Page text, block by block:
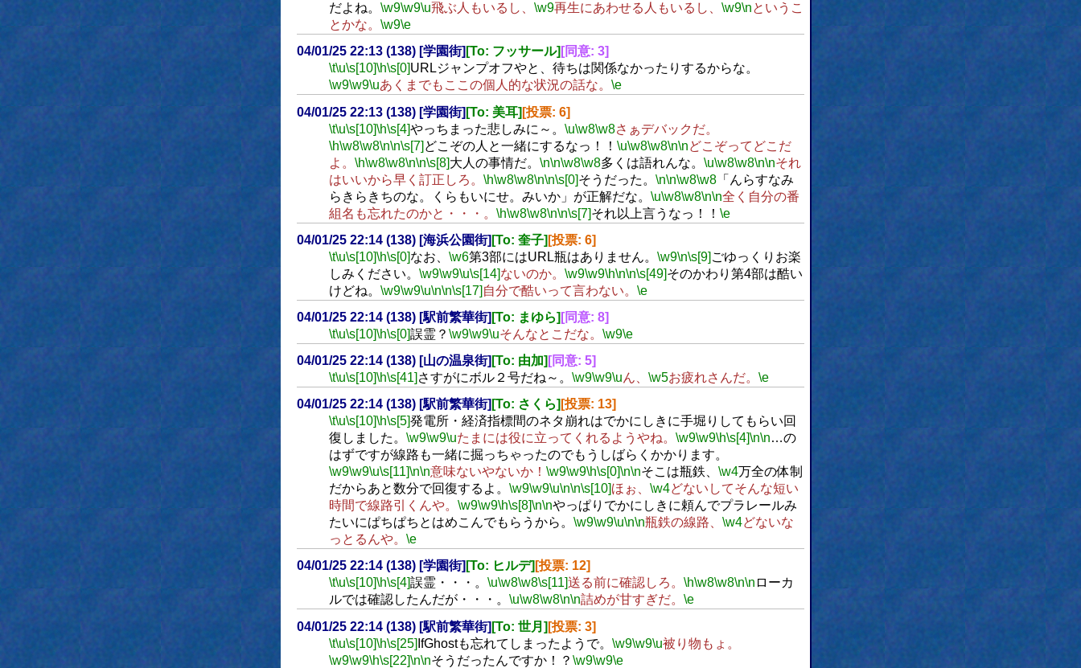
だよね。 \w9\w9\u飛ぶ人もいるし、 \w9再生にあわせる人もいるし、 \w9\nというこ
とかな。 \w9\e
04/01/25 22:13 (138) [学園街] [To: フッサール] [同意: 3]
\t\u\s[10]\h\s[0]URLジャンプオフやと、待ちは関係なかったりするからな。
\w9\w9\uあくまでもここの個人的な状況の話な。 \e
04/01/25 22:13 (138) [学園街] [To: 美耳] [投票: 6]
\t\u\s[10]\h\s[4]やっちまった悲しみに～。 \u\w8\w8さぁデバックだ。
\h\w8\w8\n\n\s[7] どこぞの人と一緒にするなっ！！ \u\w8\w8\n\nどこぞってどこだ
よ。 \h\w8\w8\n\n\s[8]大人の事情だ。 \n\n\w8\w8多くは語れんな。 \u\w8\w8\n\nそれ
はいいから早く訂正しろ。 \h\w8\w8\n\n\s[0]そうだった。 \n\n\w8\w8「んらすなみ
らきらきちのな。くらもいにせ。みいか」が正解だな。 \u\w8\w8\n\n全く自分の番
組名も忘れたのかと・・・。 \h\w8\w8\n\n\s[7]それ以上言うなっ！！ \e
04/01/25 22:14 (138) [海浜公園街] [To: 奎子] [投票: 6]
\t\u\s[10]\h\s[0]なお、 \w6第3部にはURL瓶はありません。 \w9\n\s[9] ごゆっくりお楽
しみください。 \w9\w9\u\s[14]ないのか。 \w9\w9\h\n\n\s[49]そのかわり第4部は酷い
けどね。 \w9\w9\u\n\n\s[17] 自分で酷いって言わない。 \e
04/01/25 22:14 (138) [駅前繁華街] [To: まゆら] [同意: 8]
\t\u\s[10]\h\s[0]誤霊？ \w9\w9\uそんなとこだな。 \w9\e
04/01/25 22:14 (138) [山の温泉街] [To: 由加] [同意: 5]
\t\u\s[10]\h\s[41] さすがにボル２号だね～。 \w9\w9\uん、 \w5お疲れさんだ。 \e
04/01/25 22:14 (138) [駅前繁華街] [To: さくら] [投票: 13]
\t\u\s[10]\h\s[5]発電所・経済指標間のネタ崩れはでかにしきに手堀りしてもらい回
復しました。 \w9\w9\uたまには役に立ってくれるようやね。 \w9\w9\h\s[4]\n\n…の
はずですが線路も一緒に掘っちゃったのでもうしばらくかかります。
\w9\w9\u\s[11]\n\n意味ないやないか！ \w9\w9\h\s[0]\n\nそこは瓶鉄、 \w4万全の体制
だからあと数分で回復するよ。 \w9\w9\u\n\n\s[10]ほぉ、 \w4どないしてそんな短い
時間で線路引くんや。 \w9\w9\h\s[8]\n\nやっぱりでかにしきに頼んでプラレールみ
たいにぱちぱちとはめこんでもらうから。 \w9\w9\u\n\n瓶鉄の線路、 \w4どないな
っとるんや。 \e
04/01/25 22:14 (138) [学園街] [To: ヒルデ] [投票: 12]
\t\u\s[10] \h\s[4] 誤霊・・・。 \u\w8\w8\s[11] 送る前に確認しろ。 \h\w8\w8\n\n ローカ
ルでは確認したんだが・・・。 \u\w8\w8\n\n詰めが甘すぎだ。 \e
04/01/25 22:14 (138) [駅前繁華街] [To: 世月] [投票: 3]
\t\u\s[10]\h\s[25] IfGhostも忘れてしまったようで。 \w9\w9\u被り物もょ。
\w9\w9\h\s[22]\n\nそうだったんですか！？ \w9\w9\e